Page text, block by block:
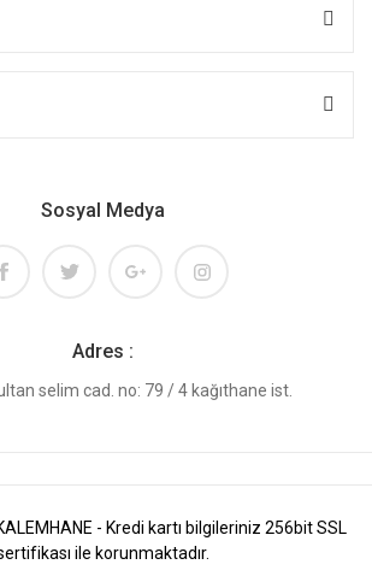
Sosyal Medya
Adres :
selim cad. no: 79 / 4 kağıthane ist.
- Kredi kartı bilgileriniz 256bit SSL
ile korunmaktadır.